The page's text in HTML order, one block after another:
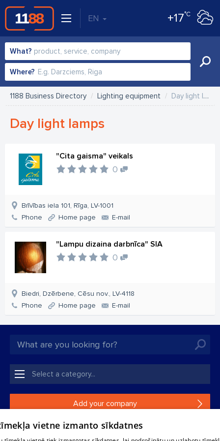
EN +17°C
What?
Where?
1188 Business Directory Lighting equipment Day light lamps
Day light lamps
"Cita gaisma" veikals
0
Brīvības iela 101, Rīga, LV-1001
Phone
Home page E-mail
"Lampu dizaina darbnīca" SIA
0
Biedri, Dzērbene, Cēsu nov., LV-4118
Phone
Home page E-mail
Add your company
If your company is not in our database, please fill in a
vietne izmanto sīkdatnes